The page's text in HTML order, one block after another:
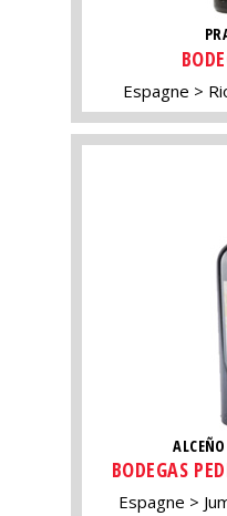
Espagne
BODEGAS
Espagne